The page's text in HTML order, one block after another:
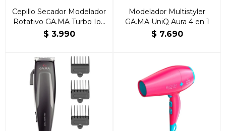
Cepillo Secador Modelador
Rotativo GA.MA Turbo Ion
2600
$ 3.990
Modelador Multistyler
GA.MA UniQ Aura 4 en 1
$ 7.690